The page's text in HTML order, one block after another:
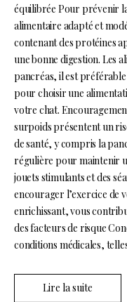
équilibrée Pour prévenir
alimentaire adapté et
contenant des protéines
une bonne digestion. Les
pancréas, il est
pour choisir une
votre chat.
surpoids présentent un
de santé, y compris la
régulière pour maintenir
jouets stimulants et des
encourager l’exercice de
enrichissant, vous
des facteurs de risque
conditions médicales,
Lire la suite